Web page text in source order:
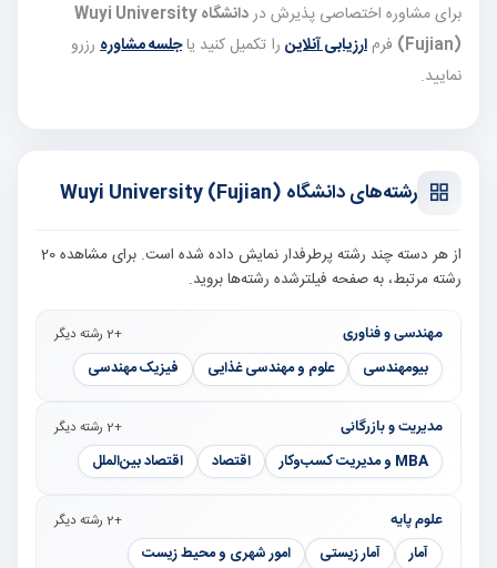
برای مشاوره اختصاصی پذیرش در
دانشگاه Wuyi University
(Fujian) فرم ارزیابی آنلاین را تکمیل کنید یاجلسه مشاوره رزرو
نمایید.
رشته‌های دانشگاه Wuyi University (Fujian)
از هر دسته چند رشته پرطرفدار نمایش داده شده است. برای مشاهده 20
رشته مرتبط، به صفحه فیلترشده رشته‌ها بروید.
مهندسی و فناوری +2 رشته دیگر
بیومهندسی علوم و مهندسی غذایی فیزیک مهندسی
مدیریت و بازرگانی +2 رشته دیگر
MBA و مدیریت کسب‌وکار اقتصاد اقتصاد بین‌الملل
علوم پایه +2 رشته دیگر
آمار آمار زیستی امور شهری و محیط زیست